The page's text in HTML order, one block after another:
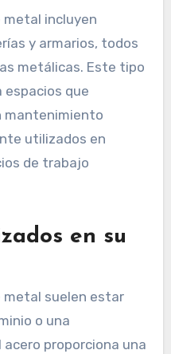
metal incluyen
y armarios, todos
metálicas. Este tipo
espacios que
mantenimiento
utilizados en
de trabajo
en su
metal suelen estar
o una
acero proporciona una